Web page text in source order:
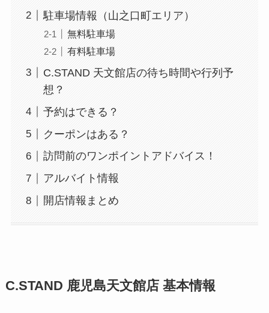
駐車場情報（山之口町エリア）
無料駐車場
有料駐車場
C.STAND 天文館店の待ち時間や行列予
想？
予約はできる？
クーポンはある？
訪問前のワンポイントアドバイス！
アルバイト情報
開店情報まとめ
C.STAND 鹿児島天文館店 基本情報